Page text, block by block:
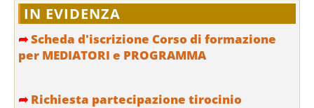
IN EVIDENZA
➦Scheda d'iscrizione Corso di formazione
per MEDIATORI e PROGRAMMA
➦ Richiesta partecipazione tirocinio